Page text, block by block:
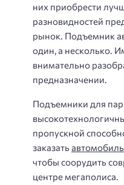
них приобрести
разновидностей
рынок. Подъемник
один, а несколько.
внимательно
предназначении.
Подъемники для
пропускной
заказать
чтобы соорудить
центре мегаполиса.